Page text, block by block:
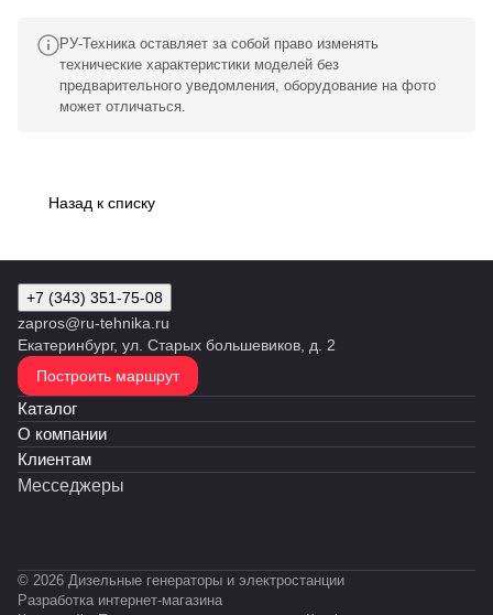
РУ-Техника оставляет за собой право изменять
технические характеристики моделей без
предварительного уведомления, оборудование на фото
может отличаться.
Назад к списку
+7 (343) 351-75-08
zapros@ru-tehnika.ru
Екатеринбург, ул. Старых большевиков, д. 2
Построить маршрут
Каталог
О компании
Клиентам
Месседжеры
© 2026 Дизельные генераторы и электростанции
Разработка интернет-магазина